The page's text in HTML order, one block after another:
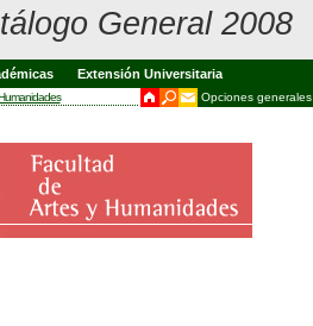
General 2008
Extensión Universitaria
Opciones generales